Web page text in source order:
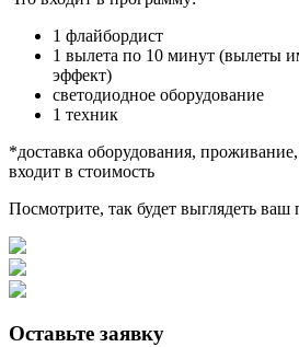
1 флайбордист
1 вылета по 10 минут (вылеты
эффект)
светодиодное оборудование
1 техник
*доставка оборудования,
входит в стоимость
Посмотрите, так будет выглядеть ваш
Оставьте заявку